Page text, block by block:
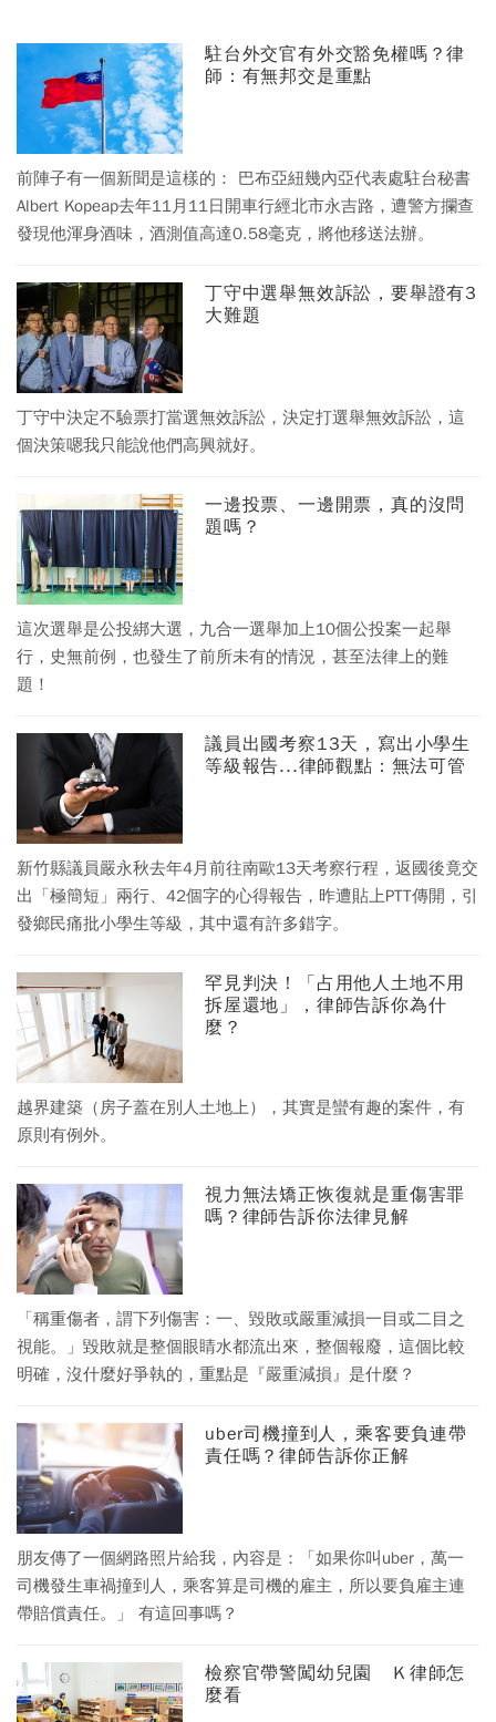
駐台外交官有外交豁免權嗎？律
師：有無邦交是重點
前陣子有一個新聞是這樣的： 巴布亞紐幾內亞代表處駐台秘書
Albert Kopeap去年11月11日開車行經北市永吉路，遭警方攔查
發現他渾身酒味，酒測值高達0.58毫克，將他移送法辦。
丁守中選舉無效訴訟，要舉證有3
大難題
丁守中決定不驗票打當選無效訴訟，決定打選舉無效訴訟，這
個決策嗯我只能說他們高興就好。
一邊投票、一邊開票，真的沒問
題嗎？
這次選舉是公投綁大選，九合一選舉加上10個公投案一起舉
行，史無前例，也發生了前所未有的情況，甚至法律上的難
題！
議員出國考察13天，寫出小學生
等級報告...律師觀點：無法可管
新竹縣議員嚴永秋去年4月前往南歐13天考察行程，返國後竟交
出「極簡短」兩行、42個字的心得報告，昨遭貼上PTT傳開，引
發鄉民痛批小學生等級，其中還有許多錯字。
罕見判決！「占用他人土地不用
拆屋還地」，律師告訴你為什
麼？
越界建築（房子蓋在別人土地上），其實是蠻有趣的案件，有
原則有例外。
視力無法矯正恢復就是重傷害罪
嗎？律師告訴你法律見解
「稱重傷者，謂下列傷害：一、毀敗或嚴重減損一目或二目之
視能。」毀敗就是整個眼睛水都流出來，整個報廢，這個比較
明確，沒什麼好爭執的，重點是『嚴重減損』是什麼？
uber司機撞到人，乘客要負連帶
責任嗎？律師告訴你正解
朋友傳了一個網路照片給我，內容是：「如果你叫uber，萬一
司機發生車禍撞到人，乘客算是司機的雇主，所以要負雇主連
帶賠償責任。」 有這回事嗎？
檢察官帶警闖幼兒園 Ｋ律師怎
麼看